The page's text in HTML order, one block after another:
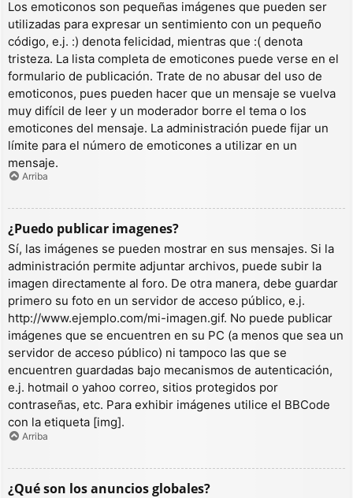
Los emoticonos son pequeñas imágenes que pueden ser
utilizadas para expresar un sentimiento con un pequeño
código, e.j. :) denota felicidad, mientras que :( denota
tristeza. La lista completa de emoticones puede verse en el
formulario de publicación. Trate de no abusar del uso de
emoticonos, pues pueden hacer que un mensaje se vuelva
muy difícil de leer y un moderador borre el tema o los
emoticones del mensaje. La administración puede fijar un
límite para el número de emoticones a utilizar en un
mensaje.
Arriba
¿Puedo publicar imagenes?
Sí, las imágenes se pueden mostrar en sus mensajes. Si la
administración permite adjuntar archivos, puede subir la
imagen directamente al foro. De otra manera, debe guardar
primero su foto en un servidor de acceso público, e.j.
http://www.ejemplo.com/mi-imagen.gif. No puede publicar
imágenes que se encuentren en su PC (a menos que sea un
servidor de acceso público) ni tampoco las que se
encuentren guardadas bajo mecanismos de autenticación,
e.j. hotmail o yahoo correo, sitios protegidos por
contraseñas, etc. Para exhibir imágenes utilice el BBCode
con la etiqueta [img].
Arriba
¿Qué son los anuncios globales?